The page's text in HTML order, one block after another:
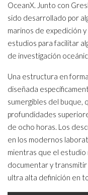
OceanX. Junto con
sido desarrollado por
marinos de expedición
estudios para facilitar
de investigación
Una estructura en
diseñada
sumergibles del buque,
profundidades
de ocho horas. Los
en los modernos
mientras que el
documentar y
ultra alta definición en